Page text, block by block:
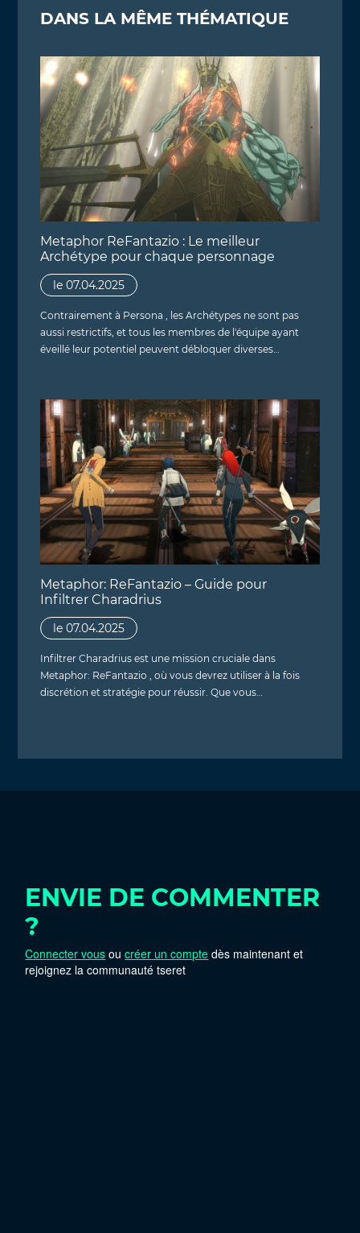
DANS LA MÊME THÉMATIQUE
Metaphor ReFantazio : Le meilleur
Archétype pour chaque personnage
le 07.04.2025
Contrairement à Persona , les Archétypes ne sont pas
aussi restrictifs, et tous les membres de l'équipe ayant
éveillé leur potentiel peuvent débloquer diverses…
Metaphor: ReFantazio – Guide pour
Infiltrer Charadrius
le 07.04.2025
Infiltrer Charadrius est une mission cruciale dans
Metaphor: ReFantazio , où vous devrez utiliser à la fois
discrétion et stratégie pour réussir. Que vous…
ENVIE DE COMMENTER
?
Connecter vous oucréer un compte dès maintenant et
rejoignez la communauté tseret